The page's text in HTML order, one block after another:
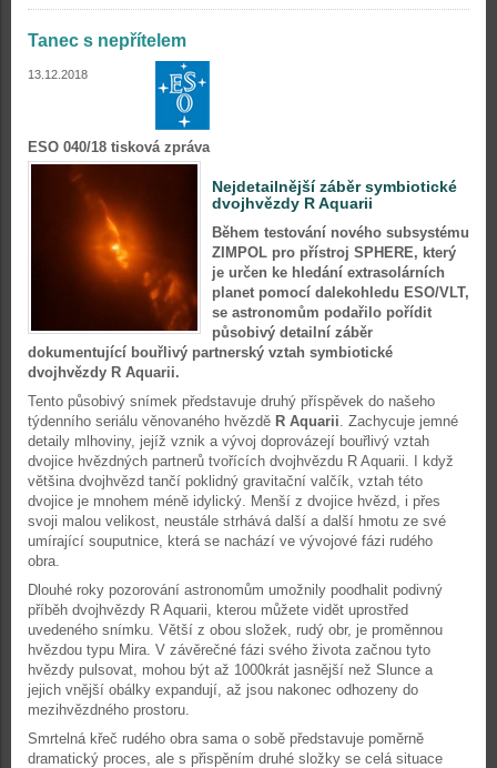
Tanec s nepřítelem
13.12.2018
ESO 040/18 tisková zpráva
Nejdetailnější záběr symbiotické
dvojhvězdy R Aquarii
Během testování nového subsystému
ZIMPOL pro přístroj SPHERE, který
je určen ke hledání extrasolárních
planet pomocí dalekohledu ESO/VLT,
se astronomům podařilo pořídit
působivý detailní záběr
dokumentující bouřlivý partnerský vztah symbiotické
dvojhvězdy R Aquarii.
Tento působivý snímek představuje druhý příspěvek do našeho
týdenního seriálu věnovaného hvězdě R Aquarii. Zachycuje jemné
detaily mlhoviny, jejíž vznik a vývoj doprovázejí bouřlivý vztah
dvojice hvězdných partnerů tvořících dvojhvězdu R Aquarii. I když
většina dvojhvězd tančí poklidný gravitační valčík, vztah této
dvojice je mnohem méně idylický. Menší z dvojice hvězd, i přes
svoji malou velikost, neustále strhává další a další hmotu ze své
umírající souputnice, která se nachází ve vývojové fázi rudého
obra.
Dlouhé roky pozorování astronomům umožnily poodhalit podivný
příběh dvojhvězdy R Aquarii, kterou můžete vidět uprostřed
uvedeného snímku. Větší z obou složek, rudý obr, je proměnnou
hvězdou typu Mira. V závěrečné fázi svého života začnou tyto
hvězdy pulsovat, mohou být až 1000krát jasnější než Slunce a
jejich vnější obálky expandují, až jsou nakonec odhozeny do
mezihvězdného prostoru.
Smrtelná křeč rudého obra sama o sobě představuje poměrně
dramatický proces, ale s přispěním druhé složky se celá situace